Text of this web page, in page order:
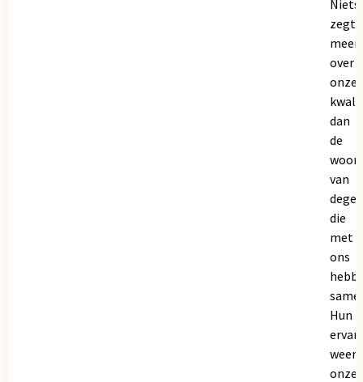
Niets
zegt
meer
over
onze
dan
de
van
die
met
ons
Hun
onze